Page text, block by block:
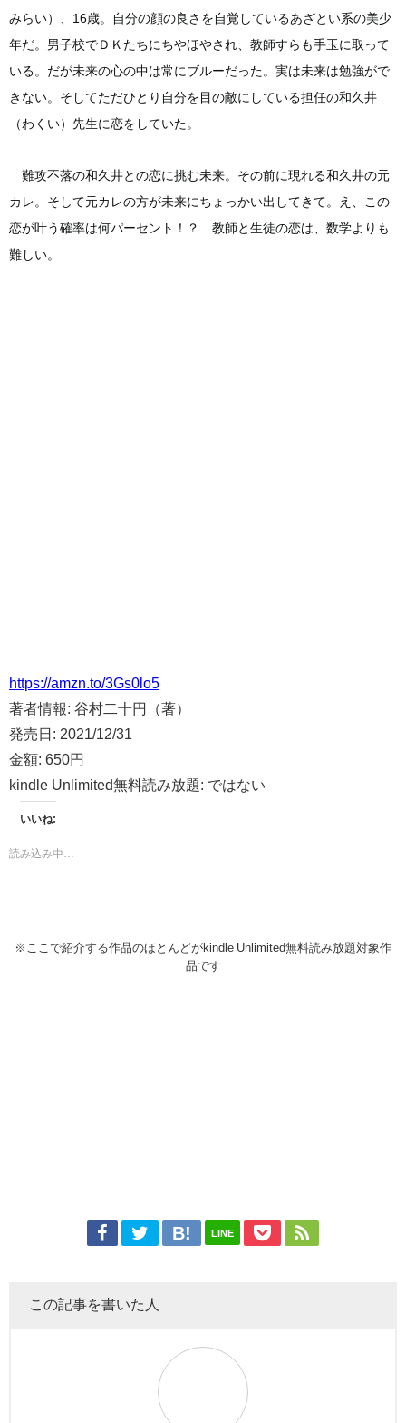
みらい）、16歳。自分の顔の良さを自覚しているあざとい系の美少
年だ。男子校でＤＫたちにちやほやされ、教師すらも手玉に取って
いる。だが未来の心の中は常にブルーだった。実は未来は勉強がで
きない。そしてただひとり自分を目の敵にしている担任の和久井
（わくい）先生に恋をしていた。
難攻不落の和久井との恋に挑む未来。その前に現れる和久井の元
カレ。そして元カレの方が未来にちょっかい出してきて。え、この
恋が叶う確率は何パーセント！？ 教師と生徒の恋は、数学よりも
難しい。
https://amzn.to/3Gs0lo5
著者情報: 谷村二十円（著）
発売日: 2021/12/31
金額: 650円
kindle Unlimited無料読み放題: ではない
いいね:
読み込み中…
※ここで紹介する作品のほとんどがkindle Unlimited無料読み放題対象作
品です
LINE
この記事を書いた人